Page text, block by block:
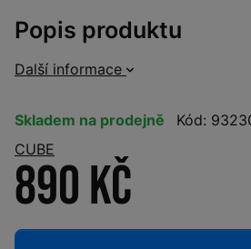
Popis produktu
Další informace
Skladem na prodejně
Kód:
CUBE
890 Kč